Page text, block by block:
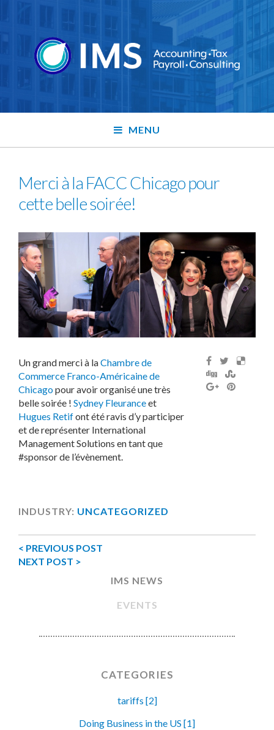
MENU
Merci à la FACC Chicago pour
cette belle soirée!
Un grand merci à laChambre de
Commerce Franco-Américaine de
Chicagopour avoir organisé une très
belle soirée ! Sydney Fleuranceet
Hugues Retifont été ravis d’y participer
et de représenter International
Management Solutions en tant que
#sponsor de l’évènement.
INDUSTRY: UNCATEGORIZED
< PREVIOUS POST
NEXT POST >
IMS NEWS
EVENTS
CATEGORIES
tariffs [2]
Doing Business in the US [1]